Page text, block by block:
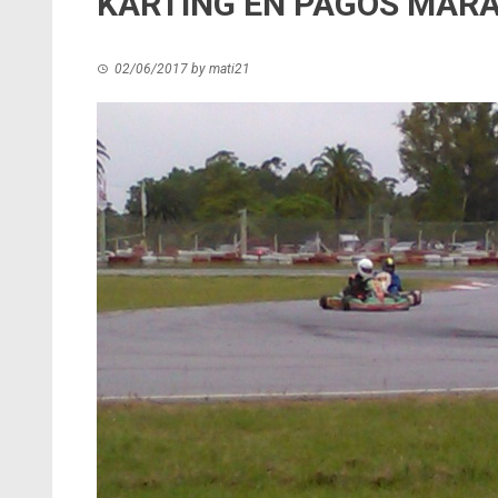
02/06/2017 by mati21